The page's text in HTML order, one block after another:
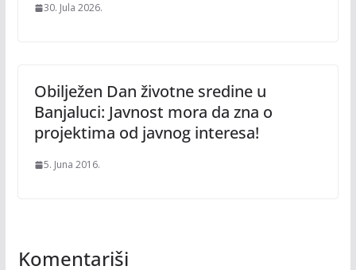
30. Jula 2026.
Obilježen Dan životne sredine u
Banjaluci: Javnost mora da zna o
projektima od javnog interesa!
5. Juna 2016.
Komentariši